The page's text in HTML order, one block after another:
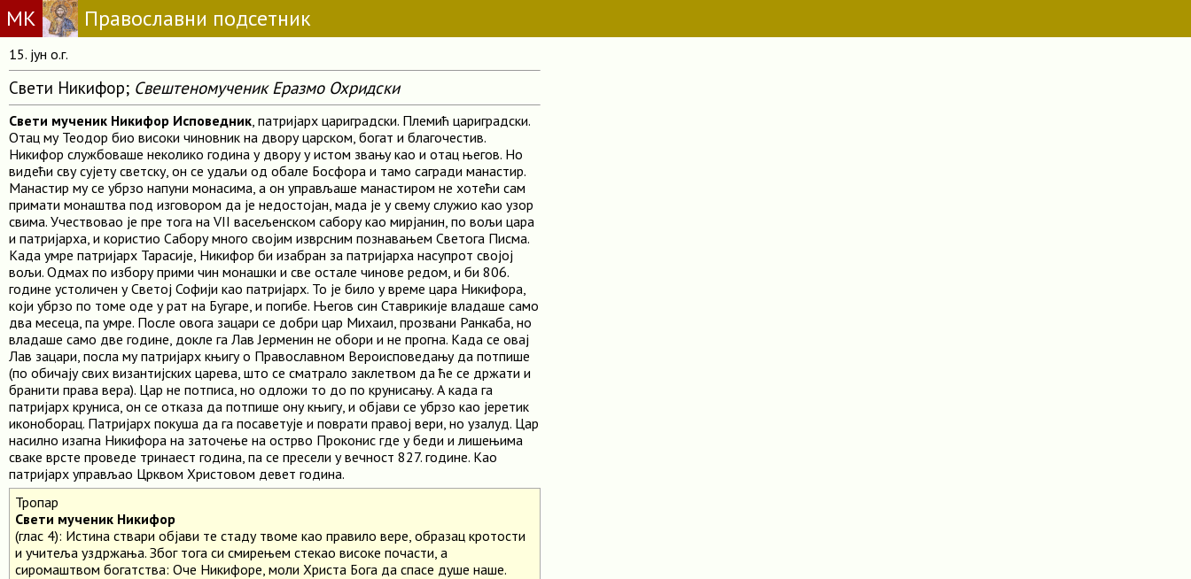
МК Православни подсетник
15. јун о.г.
Свети Никифор; Свештеномученик Еразмо Охридски
Свети мученик Никифор Исповедник, патријарх цариградски. Племић цариградски.
Отац му Теодор био високи чиновник на двору царском, богат и благочестив.
Никифор службоваше неколико година у двору у истом звању као и отац његов. Но
видећи сву сујету светску, он се удаљи од обале Босфора и тамо сагради манастир.
Манастир му се убрзо напуни монасима, а он управљаше манастиром не хотећи сам
примати монаштва под изговором да је недостојан, мада је у свему служио као узор
свима. Учествовао је пре тога на VII васељенском сабору као мирјанин, по вољи цара
и патријарха, и користио Сабору много својим изврсним познавањем Светога Писма.
Када умре патријарх Тарасије, Никифор би изабран за патријарха насупрот својој
вољи. Одмах по избору прими чин монашки и све остале чинове редом, и би 806.
године устоличен у Светој Софији као патријарх. То је било у време цара Никифора,
који убрзо по томе оде у рат на Бугаре, и погибе. Његов син Ставрикије владаше само
два месеца, па умре. После овога зацари се добри цар Михаил, прозвани Ранкаба, но
владаше само две године, докле га Лав Јерменин не обори и не прогна. Када се овај
Лав зацари, посла му патријарх књигу о Православном Вероисповедању да потпише
(по обичају свих византијских царева, што се сматрало заклетвом да ће се држати и
бранити права вера). Цар не потписа, но одложи то до по крунисању. А када га
патријарх круниса, он се отказа да потпише ону књигу, и објави се убрзо као јеретик
иконоборац. Патријарх покуша да га посаветује и поврати правој вери, но узалуд. Цар
насилно изагна Никифора на заточење на острво Проконис где у беди и лишењима
сваке врсте проведе тринаест година, па се пресели у вечност 827. године. Као
патријарх управљао Црквом Христовом девет година.
Тропар
Свети мученик Никифор
(глас 4): Истина ствари објави те стаду твоме као правило вере, образац кротости
и учитеља уздржања. Због тога си смирењем стекао високе почасти, а
сиромаштвом богатства: Оче Никифоре, моли Христа Бога да спасе душе наше.